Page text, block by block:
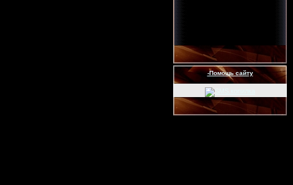
-Помощь сайту